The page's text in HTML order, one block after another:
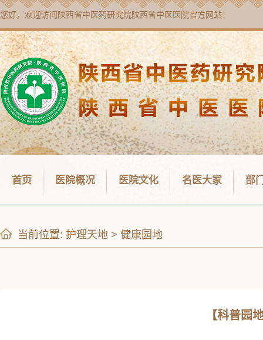
您好，欢迎访问 陕西省中医药研究院陕西省中医医院官方网站！
首页 医院概况 医院文化 名医大家 部
当前位置: 护理天地 > 健康园地
【科普园